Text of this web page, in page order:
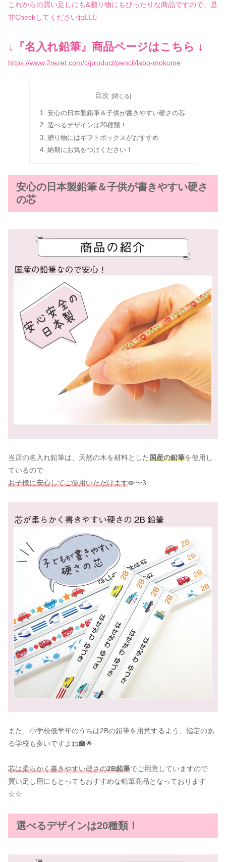
これからの買い足しにも&贈り物にもぴったりな商品ですので、是
非Checkしてくださいね☝🏻💡
↓『名入れ鉛筆』商品ページはこちら ↓
https://www.2rezet.com/c/product/pencil/labo-mokume
目次
安心の日本製鉛筆＆子供が書きやすい硬さの芯
選べるデザインは20種類！
贈り物にはギフトボックスがおすすめ
納期にお気をつけください！
安心の日本製鉛筆＆子供が書きやすい硬さ
の芯
当店の名入れ鉛筆は、天然の木を材料とした国産の鉛筆を使用し
ているので
お子様に安心してご使用いただけます✏️〜3
また、小学校低学年のうちは2Bの鉛筆を用意するよう、指定のあ
る学校も多いですよね🏫🌟
芯は柔らかく書きやすい硬さの2B鉛筆でご用意していますので
買い足し用にもとってもおすすめな鉛筆商品となっております
☆☆
選べるデザインは20種類！